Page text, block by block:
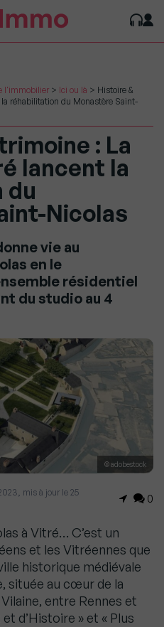
l'immobilier > Ici ou là > Histoire &
réhabilitation du Monastère Saint-
: La
lancent la
du
Nicolas
vie au
en le
résidentiel
du studio au 4
© adobestock
mis à jour le 25
0
à Vitré… C’est un
et les Vitréennes que
historique médiévale
située au cœur de la
entre Rennes et
et d’Histoire » et « Plus